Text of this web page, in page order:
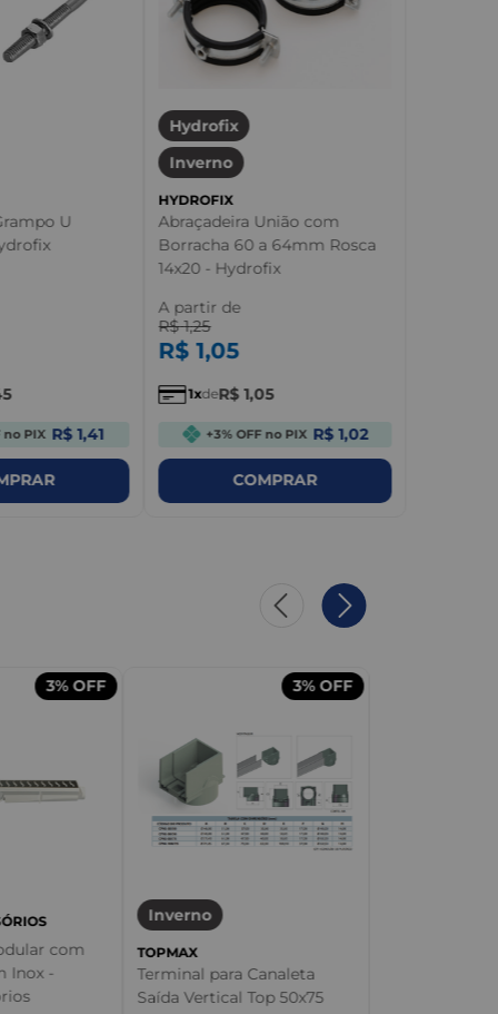
U
no PIX R$ 1,41
Hydrofix
Inverno
HYDROFIX
Abraçadeira União com
Borracha 60 a 64mm Rosca
14x20 - Hydrofix
A partir de
R$ 1,25
R$ 1,05
1 deR$ 1,05
+3% OFF no PIX R$ 1,02
COMPRAR
3%OFF
com
Inox -
3%OFF
Inverno
TOPMAX
Terminal para Canaleta
Saída Vertical Top 50x75